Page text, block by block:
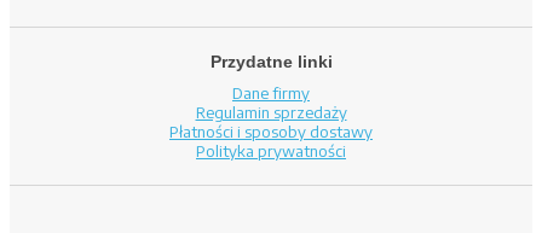
Przydatne linki
Dane firmy
Regulamin sprzedaży
Płatności i sposoby dostawy
Polityka prywatności